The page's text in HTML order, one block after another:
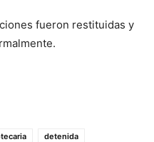
fueron restituidas y
detenida